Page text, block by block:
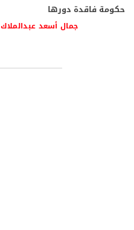
حكومة فاقدة دورها
جمال أسعد عبدالملاك